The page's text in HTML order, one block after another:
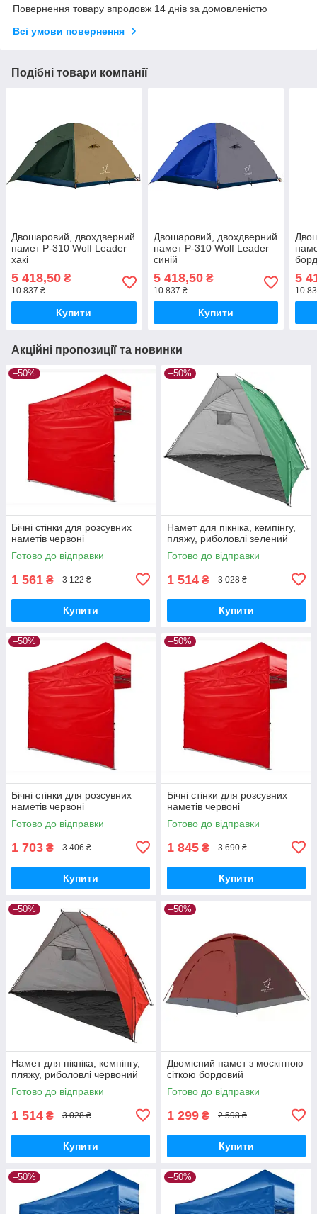
Повернення товару впродовж 14 днів за домовленістю
Всі умови повернення
Подібні товари компанії
Двошаровий, двохдверний
намет P-310 Wolf Leader
хакі
5 418,50 ₴
10 837 ₴
Купити
Двошаровий, двохдверний
намет P-310 Wolf Leader
синій
5 418,50₴
10 837 ₴
Купити
5
10
Акційні пропозиції та новинки
–50%
Бічні стінки для розсувних
наметів червоні
Готово до відправки
1 561 ₴ 3 122 ₴
Купити
–50%
Намет для пікніка, кемпінгу,
пляжу, риболовлі зелений
Готово до відправки
1 514 ₴ 3 028 ₴
Купити
–50%
Бічні стінки для розсувних
наметів червоні
Готово до відправки
1 703 ₴ 3 406 ₴
Купити
–50%
Бічні стінки для розсувних
наметів червоні
Готово до відправки
1 845 ₴ 3 690 ₴
Купити
–50%
Намет для пікніка, кемпінгу,
пляжу, риболовлі червоний
Готово до відправки
1 514 ₴ 3 028 ₴
Купити
–50%
Двомісний намет з москітною
сіткою бордовий
Готово до відправки
1 299 ₴ 2 598 ₴
Купити
–50% –50%